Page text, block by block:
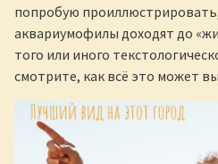
попробую
аквариумофилы доходят до
того или иного
смотрите, как всё это может